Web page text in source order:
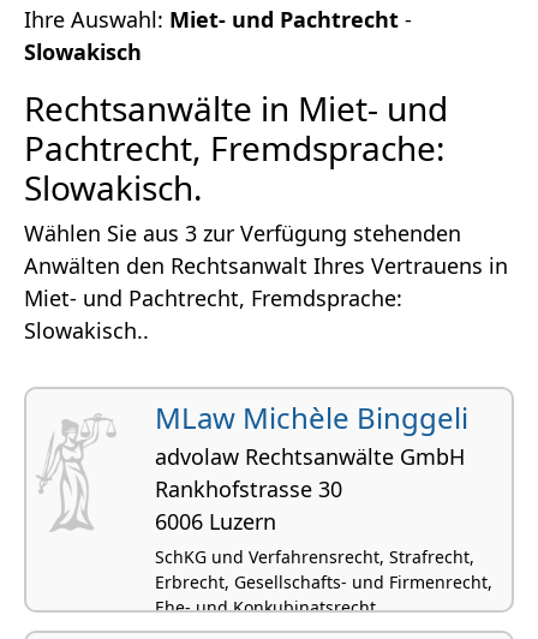
Ihre Auswahl: Miet- und Pachtrecht -
Slowakisch
Rechtsanwälte in Miet- und
Pachtrecht, Fremdsprache:
Slowakisch.
Wählen Sie aus 3 zur Verfügung stehenden
Anwälten den Rechtsanwalt Ihres Vertrauens in
Miet- und Pachtrecht, Fremdsprache:
Slowakisch..
MLaw Michèle Binggeli
advolaw Rechtsanwälte GmbH
Rankhofstrasse 30
6006 Luzern
SchKG und Verfahrensrecht, Strafrecht,
Erbrecht, Gesellschafts- und Firmenrecht,
Ehe- und Konkubinatsrecht